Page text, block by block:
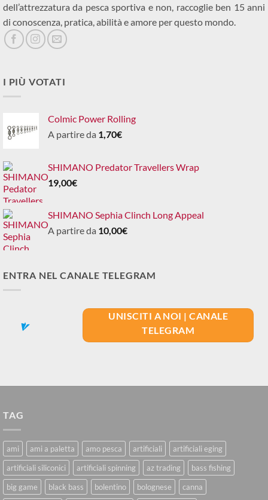
dell’attrezzatura da pesca sportiva e non, raccoglie ben 15 anni
di conoscenza, pratica, abilità e amore per questo mondo.
I PIÙ VOTATI
Colmic Power Rolling
A partire da 1,70€
SHIMANO Predator Travellers Wrap
19,00€
SHIMANO Sephia Clinch Long Appeal
A partire da 10,00€
ENTRA NEL CANALE TELEGRAM
UNISCITI A NOI | CANALE
TELEGRAM
TAG
ami ami a paletta amo pesca artificiali
artificiali eging
artificiali siliconici
artificiali spinning az trading
bass fishing
big game
black bass bolentino bolognese canna